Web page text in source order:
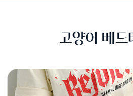
고양이 베드